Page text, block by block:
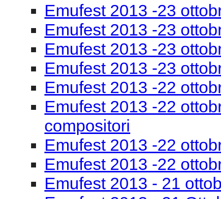
Emufest 2013 -22
compositori
Emufest 2013 -22
Emufest 2013 -22
Emufest 2013 - 21
Emufest 2013 - 21
Emufest 2013 -21
Emufest 2013 - Lunedì
Architettura